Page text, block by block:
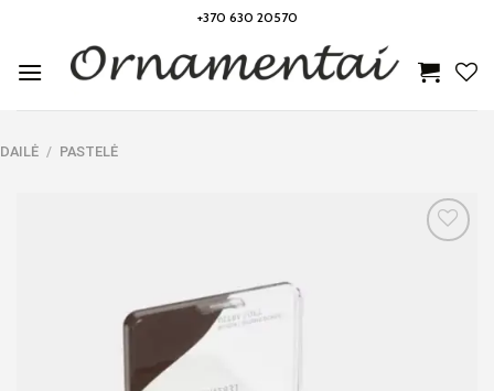
content
+370 630 20570
DAILĖ / PASTELĖ